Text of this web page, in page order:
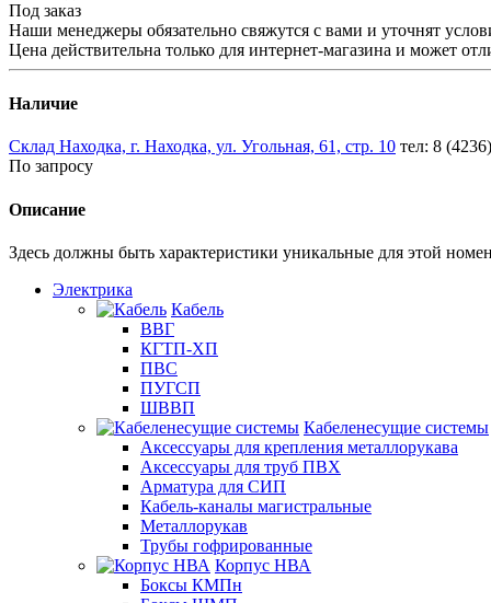
Под заказ
Наши менеджеры обязательно свяжутся с вами и уточнят
Цена действительна только для интернет-магазина и может
Наличие
Склад Находка, г. Находка, ул. Угольная, 61, стр. 10 тел: 8
По запросу
Описание
Здесь должны быть характеристики уникальные для этой
Электрика
Кабель
ВВГ
КГТП-ХП
ПВС
ПУГСП
ШВВП
Кабеленесущие системы
Аксессуары для крепления металлорукава
Аксессуары для труб ПВХ
Арматура для СИП
Кабель-каналы магистральные
Металлорукав
Трубы гофрированные
Корпус НВА
Боксы КМПн